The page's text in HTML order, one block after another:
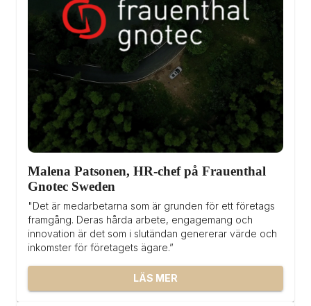
Malena Patsonen, HR-chef på Frauenthal
Gnotec Sweden
"Det är medarbetarna som är grunden för ett företags
framgång. Deras hårda arbete, engagemang och
innovation är det som i slutändan genererar värde och
inkomster för företagets ägare.”
LÄS MER